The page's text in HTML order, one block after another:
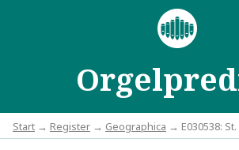
Start → Register → Geographica → E030538: